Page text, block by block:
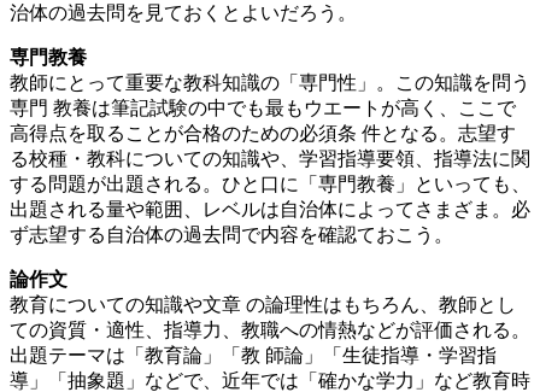
治体の過去問を見ておくとよいだろう。
専門教養
教師にとって重要な教科知識の「専門性」。この知識を問う
専門 教養は筆記試験の中でも最もウエートが高く、ここで
高得点を取ることが合格のための必須条 件となる。志望す
る校種・教科についての知識や、学習指導要領、指導法に関
する問題が出題される。ひと口に「専門教養」といっても、
出題される量や範囲、レベルは自治体によってさまざま。必
ず志望する自治体の過去問で内容を確認ておこう。
論作文
教育についての知識や文章 の論理性はもちろん、教師とし
ての資質・適性、指導力、教職への情熱などが評価される。
出題テーマは「教育論」「教 師論」「生徒指導・学習指
導」「抽象題」などで、近年では「確かな学力」など教育時